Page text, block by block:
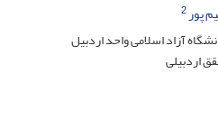
پور2
آزاد اسلامی واحد اردبیل
اردبیلی